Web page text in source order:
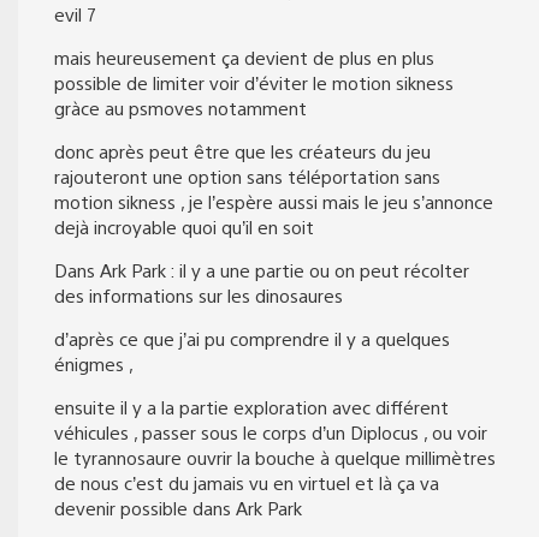
evil 7
mais heureusement ça devient de plus en plus
possible de limiter voir d’éviter le motion sikness
gràce au psmoves notamment
donc après peut être que les créateurs du jeu
rajouteront une option sans téléportation sans
motion sikness , je l’espère aussi mais le jeu s’annonce
dejà incroyable quoi qu’il en soit
Dans Ark Park : il y a une partie ou on peut récolter
des informations sur les dinosaures
d’après ce que j’ai pu comprendre il y a quelques
énigmes ,
ensuite il y a la partie exploration avec différent
véhicules , passer sous le corps d’un Diplocus , ou voir
le tyrannosaure ouvrir la bouche à quelque millimètres
de nous c’est du jamais vu en virtuel et là ça va
devenir possible dans Ark Park